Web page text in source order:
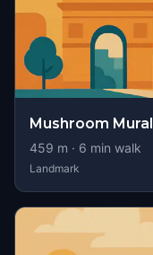
Mushroom Mural
459 m · 6 min walk
Landmark